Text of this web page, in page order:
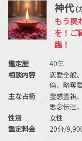
神代(
もう戻
を！ご
臨！
鑑定歴
40年
相談内容
恋愛全般
倫、略奪
婚、夫婦
介護、引
間関係、
開運、運
主な占術
霊感霊視
思念伝達
話、過去
せ、特殊
性別
女性
鑑定料金
20分/